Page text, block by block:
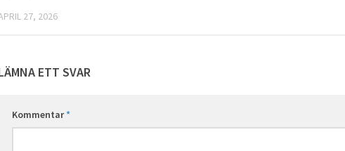
27, 2026
ETT SVAR
Kommentar*